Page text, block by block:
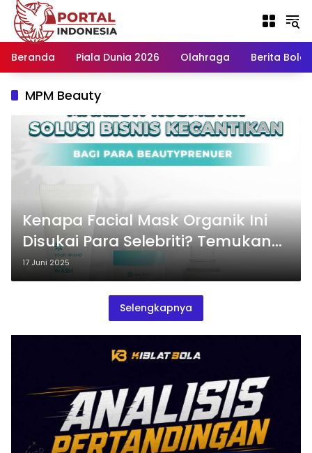
Langsung
konten
Beranda
Piala Dunia 2026 Olahraga Berita Bola
MPM Beauty
Kenapa Facial Mask Organik Ini
Disukai Para Selebriti? Temukan
Jawabannya di Sini!
17 Juni 2025
Selengkapnya